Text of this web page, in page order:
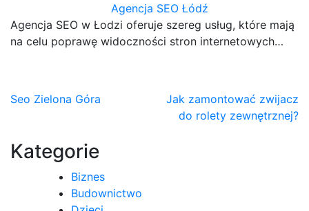
Agencja SEO Łódź
Agencja SEO w Łodzi oferuje szereg usług, które mają
na celu poprawę widoczności stron internetowych…
Nawigacja
Seo Zielona Góra
Jak zamontować zwijacz
do rolety zewnętrznej?
Kategorie
Biznes
Budownictwo